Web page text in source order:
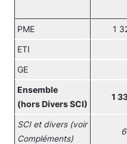
PME 1
ETI
GE
Ensemble
(hors Divers SCI)
1
SCI et divers (voir
Compléments)